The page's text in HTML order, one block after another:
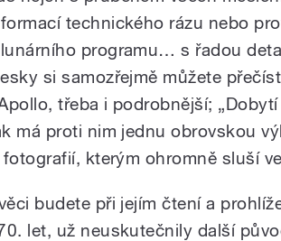
technického rázu nebo
programu… s řadou
si samozřejmě můžete
třeba i podrobnější;
má proti nim jednu obrovskou
kterým ohromně sluší
budete při jejím čtení a
let, už neuskutečnily další